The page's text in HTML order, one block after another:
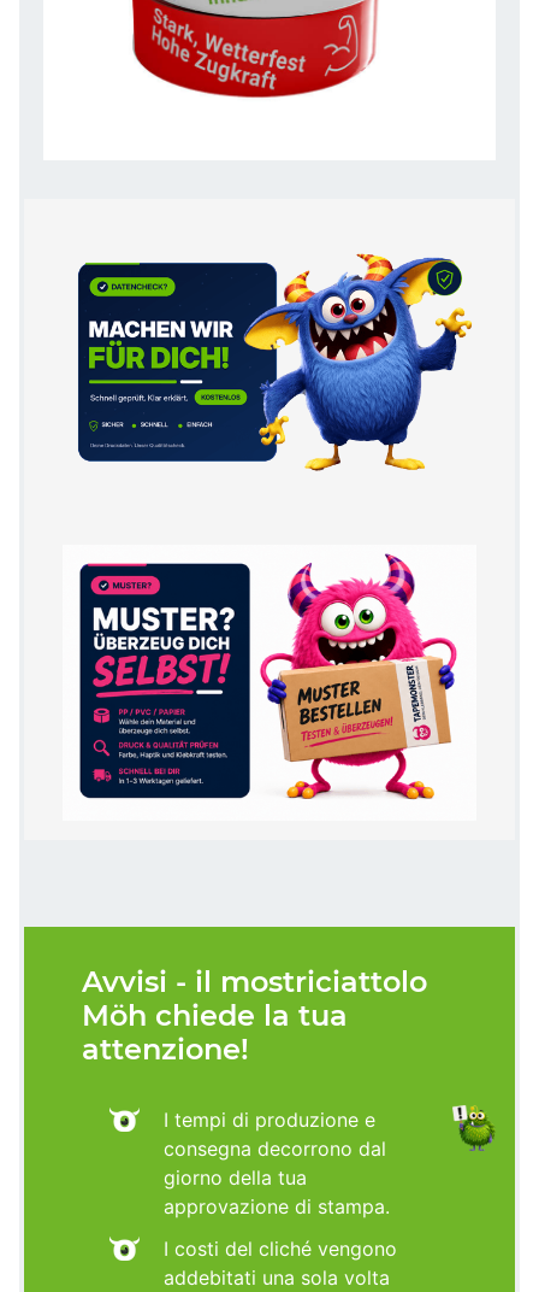
Avvisi - il mostriciattolo
Möh chiede la tua
attenzione!
I tempi di produzione e
consegna decorrono dal
giorno della tua
approvazione di stampa.
I costi del cliché vengono
addebitati una sola volta